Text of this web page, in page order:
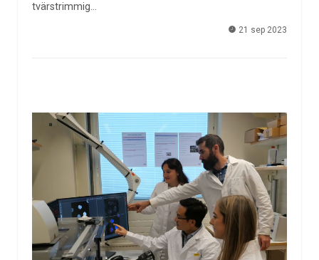
tvärstrimmig…
21 sep 2023